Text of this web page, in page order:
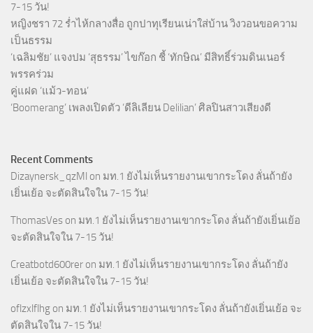
7-15 วัน!
หญิงชรา 72 ร่ำไห้กลางสื่อ ถูกปาทุเรียนเน่าใส่บ้าน วิงวอนขอความ
เป็นธรรม
‘เฉลิมชัย’ แจงปม ‘สุธรรม’ ไขก๊อก ชี้ ‘ทักษิณ’ มีสิทธิ์ร่วมดินเนอร์
พรรคร่วม
คู่แฝด ‘แม้ว-ทอน’
‘Boomerang’ เพลงเปิดตัว ‘ดีลิเลียน Delilian’ ศิลปินสาวเสียงดี
Recent Comments
Dizaynersk_qzMl on มท.1 ยังไม่เห็นรายงานเขากระโดง ลั่นถ้ายัง
เยิ่นเย้อ จะตัดสินใจใน 7-15 วัน!
ThomasVes on มท.1 ยังไม่เห็นรายงานเขากระโดง ลั่นถ้ายังเยิ่นเย้อ
จะตัดสินใจใน 7-15 วัน!
Creatbotd600rer on มท.1 ยังไม่เห็นรายงานเขากระโดง ลั่นถ้ายัง
เยิ่นเย้อ จะตัดสินใจใน 7-15 วัน!
oflzxlflhg on มท.1 ยังไม่เห็นรายงานเขากระโดง ลั่นถ้ายังเยิ่นเย้อ จะ
ตัดสินใจใน 7-15 วัน!